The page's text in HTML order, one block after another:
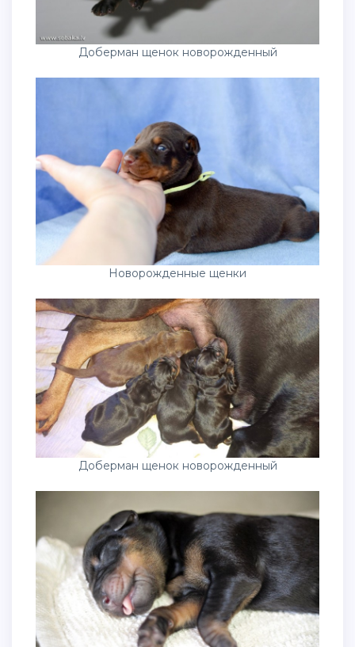
Доберман щенок новорожденный
Новорожденные щенки
Доберман щенок новорожденный